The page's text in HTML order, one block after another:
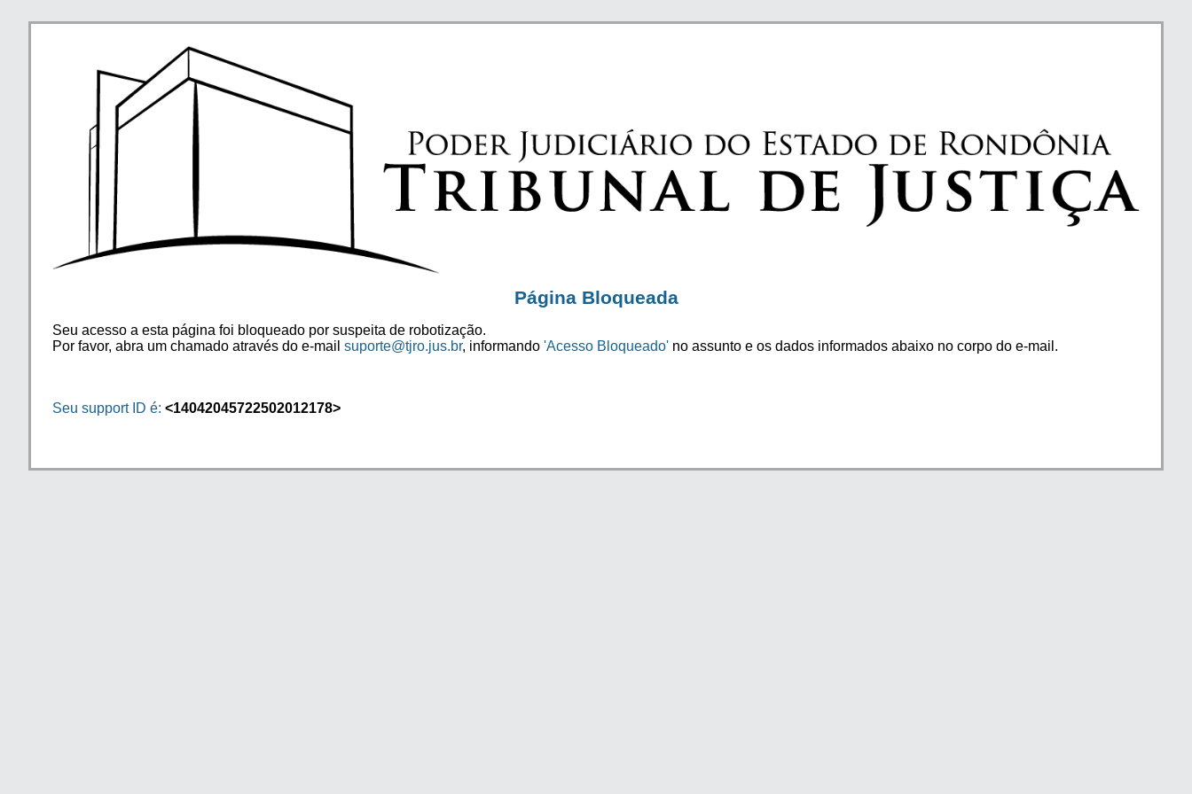
Página Bloqueada
Seu acesso a esta página foi bloqueado por suspeita de robotização.
Por favor, abra um chamado através do e-mail suporte@tjro.jus.br, informando 'Acesso Bloqueado' no assunto e os dados informados abaixo no corpo do e-mail.
Seu support ID é: <14042045722502012178>